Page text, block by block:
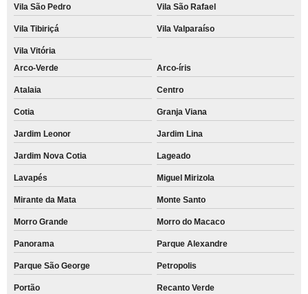
Vila São Pedro Vila São Rafael
Vila Tibiriçá Vila Valparaíso
Vila Vitória
Arco-Verde
Arco-íris
Atalaia Centro
Cotia Granja Viana
Jardim Leonor Jardim Lina
Jardim Nova Cotia Lageado
Lavapés Miguel Mirizola
Mirante da Mata Monte Santo
Morro Grande Morro do Macaco
Panorama Parque Alexandre
Parque São George Petropolis
Portão Recanto Verde